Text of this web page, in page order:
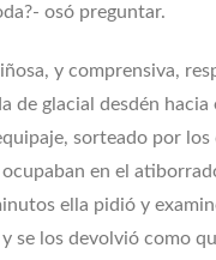
osó preguntar.
y comprensiva,
de glacial desdén hacia
sorteado por los
en el
ella pidió y
se los devolvió como